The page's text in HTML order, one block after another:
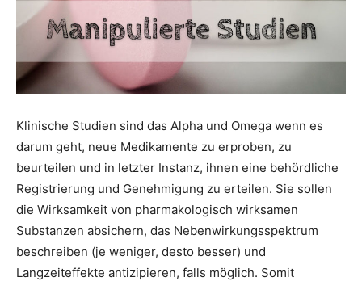
Klinische Studien sind das Alpha und Omega wenn es
darum geht, neue Medikamente zu erproben, zu
beurteilen und in letzter Instanz, ihnen eine behördliche
Registrierung und Genehmigung zu erteilen. Sie sollen
die Wirksamkeit von pharmakologisch wirksamen
Substanzen absichern, das Nebenwirkungsspektrum
beschreiben (je weniger, desto besser) und
Langzeiteffekte antizipieren, falls möglich. Somit